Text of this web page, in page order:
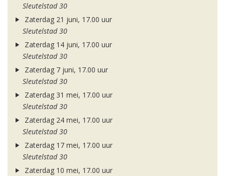
Sleutelstad 30
Zaterdag 21 juni, 17.00 uur
Sleutelstad 30
Zaterdag 14 juni, 17.00 uur
Sleutelstad 30
Zaterdag 7 juni, 17.00 uur
Sleutelstad 30
Zaterdag 31 mei, 17.00 uur
Sleutelstad 30
Zaterdag 24 mei, 17.00 uur
Sleutelstad 30
Zaterdag 17 mei, 17.00 uur
Sleutelstad 30
Zaterdag 10 mei, 17.00 uur